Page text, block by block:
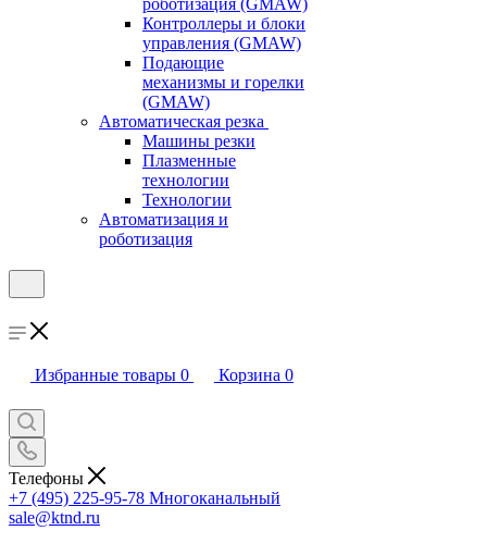
роботизация (GMAW)
Контроллеры и блоки
управления (GMAW)
Подающие
механизмы и горелки
(GMAW)
Автоматическая резка
Машины резки
Плазменные
технологии
Технологии
Автоматизация и
роботизация
Избранные товары 0 Корзина 0
Телефоны
+7 (495) 225-95-78 Многоканальный
sale@ktnd.ru